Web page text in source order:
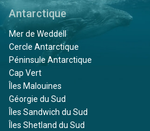
Antarctique
Mer de Weddell
Cercle Antarctique
Péninsule Antarctique
Cap Vert
Îles Malouines
Géorgie du Sud
Îles Sandwich du Sud
Îles Shetland du Sud